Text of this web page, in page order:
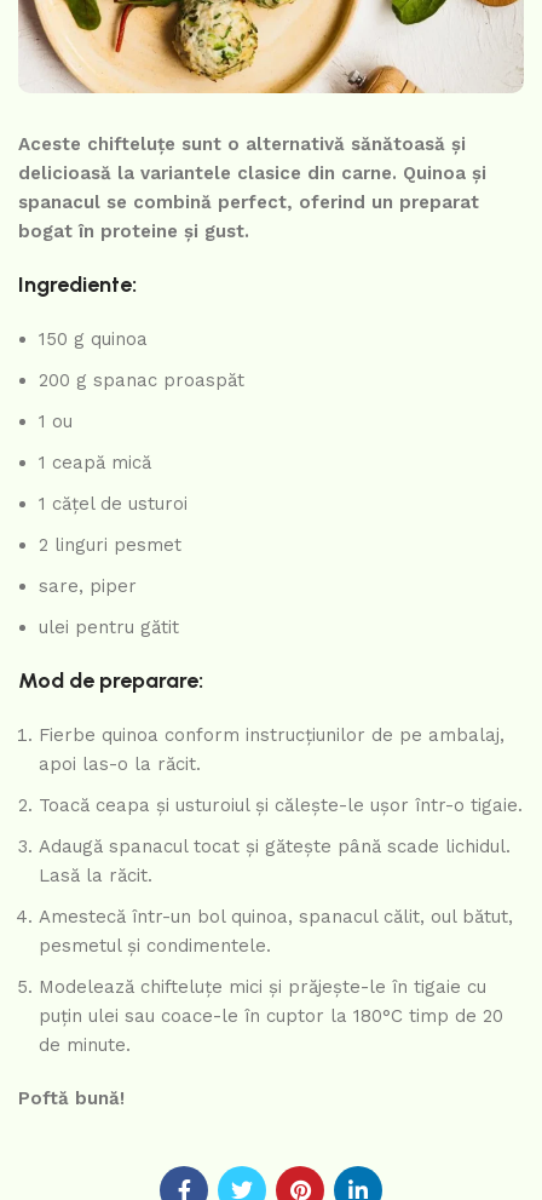
Aceste chifteluțe sunt o alternativă sănătoasă și
delicioasă la variantele clasice din carne. Quinoa și
spanacul se combină perfect, oferind un preparat
bogat în proteine și gust.
Ingrediente:
150 g quinoa
200 g spanac proaspăt
1 ou
1 ceapă mică
1 cățel de usturoi
2 linguri pesmet
sare, piper
ulei pentru gătit
Mod de preparare:
Fierbe quinoa conform instrucțiunilor de pe ambalaj,
apoi las-o la răcit.
Toacă ceapa și usturoiul și călește-le ușor într-o tigaie.
Adaugă spanacul tocat și gătește până scade lichidul.
Lasă la răcit.
Amestecă într-un bol quinoa, spanacul călit, oul bătut,
pesmetul și condimentele.
Modelează chifteluțe mici și prăjește-le în tigaie cu
puțin ulei sau coace-le în cuptor la 180°C timp de 20
de minute.
Poftă bună!